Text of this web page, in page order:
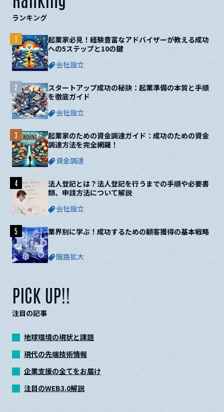
ランキング
起業家必見！経験豊富なアドバイザーが教える成功
への5ステップと10の鍵
会社設立
1
スタートアップ成功の秘訣：起業準備の本質と手順
を徹底ガイド
会社設立
2
起業家のための資金調達ガイド：成功のための資金
調達方法を完全網羅！
資金調達
3
法人登記とは？法人登記を行うまでの手順や必要書
類、申請方法について解説
会社設立
4
業界別に学ぶ！成功するための顧客獲得の基本戦略
販路拡大
5
PICK UP!!
注目の記事
地球環境の現状と課題
現代の先端技術情報
企業支援の全てをお届け
注目のWEB3.0解説